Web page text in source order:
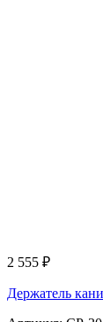
2 555 ₽
Держатель